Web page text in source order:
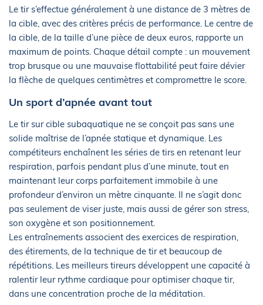
Le tir s’effectue généralement à une distance de 3 mètres de
la cible, avec des critères précis de performance. Le centre de
la cible, de la taille d’une pièce de deux euros, rapporte un
maximum de points. Chaque détail compte : un mouvement
trop brusque ou une mauvaise flottabilité peut faire dévier
la flèche de quelques centimètres et compromettre le score.
Un sport d’apnée avant tout
Le tir sur cible subaquatique ne se conçoit pas sans une
solide maîtrise de l’apnée statique et dynamique. Les
compétiteurs enchaînent les séries de tirs en retenant leur
respiration, parfois pendant plus d’une minute, tout en
maintenant leur corps parfaitement immobile à une
profondeur d’environ un mètre cinquante. Il ne s’agit donc
pas seulement de viser juste, mais aussi de gérer son stress,
son oxygène et son positionnement.
Les entraînements associent des exercices de respiration,
des étirements, de la technique de tir et beaucoup de
répétitions. Les meilleurs tireurs développent une capacité à
ralentir leur rythme cardiaque pour optimiser chaque tir,
dans une concentration proche de la méditation.